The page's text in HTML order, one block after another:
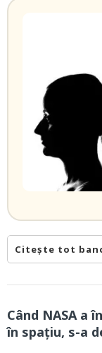
Citește tot
Când NASA a
în spațiu, s-a